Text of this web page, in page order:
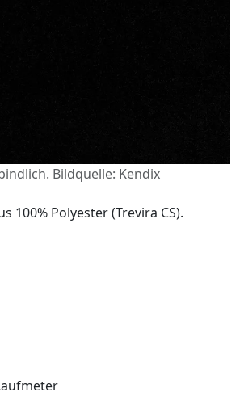
Bildquelle: Kendix
100% Polyester (Trevira CS).